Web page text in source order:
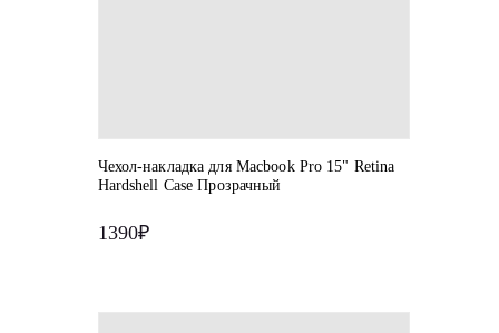
Чехол-накладка для Macbook Pro 15" Retina
Hardshell Case Прозрачный
1390₽